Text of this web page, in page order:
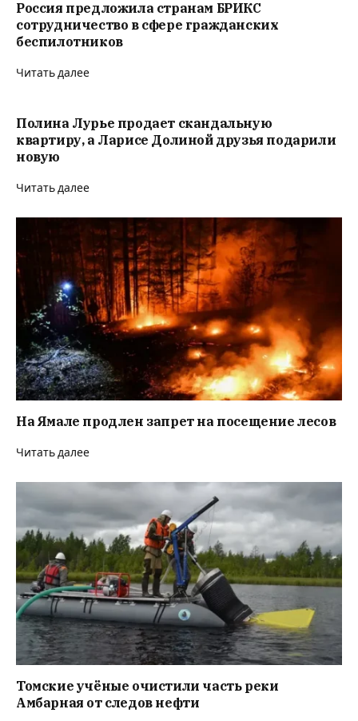
Россия предложила странам БРИКС
сотрудничество в сфере гражданских
беспилотников
Читать далее
Полина Лурье продает скандальную
квартиру, а Ларисе Долиной друзья подарили
новую
Читать далее
На Ямале продлен запрет на посещение лесов
Читать далее
Томские учёные очистили часть реки
Амбарная от следов нефти